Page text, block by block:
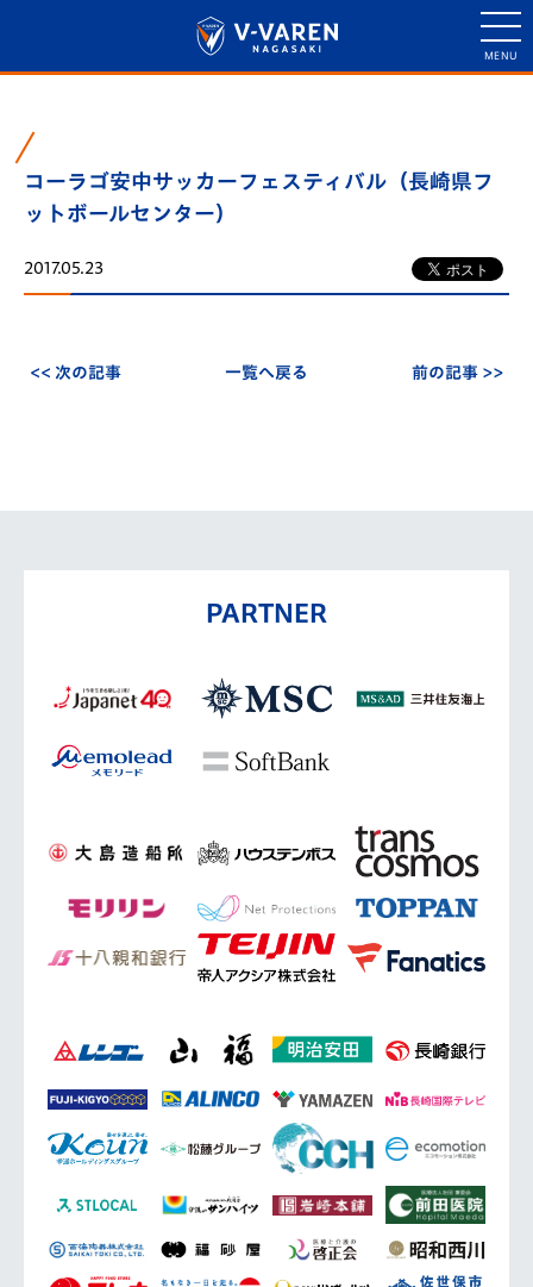
コーラゴ安中サッカーフェスティバル（長崎県フ
ットボールセンター）
2017.05.23
<< 次の記事 一覧へ戻る 前の記事 >>
PARTNER